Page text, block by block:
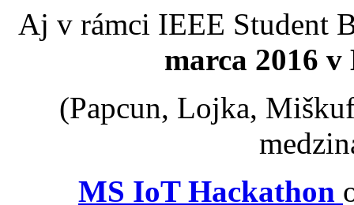
Aj v rámci IEEE Student
marca 2016 v
(Papcun, Lojka,
MS IoT Hackathon